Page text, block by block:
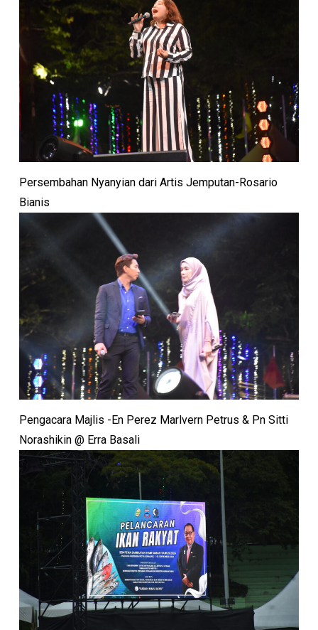
Persembahan Nyanyian dari Artis Jemputan-Rosario
Bianis
Pengacara Majlis -En Perez Marlvern Petrus & Pn Sitti
Norashikin @ Erra Basali